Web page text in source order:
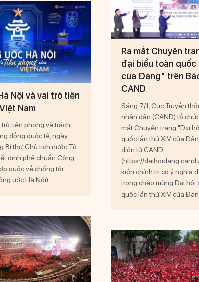
Nội và vai trò tiên
Nam
tiên phong và trách
đồng quốc tế, ngày
Bí thư, Chủ tịch nước Tô
định phê chuẩn Công
quốc về chống tội
ước Hà Nội).
Ra mắt Chuyên
đại biểu toàn quốc
của Đảng" trên
CAND
Sáng 7/1, Cục Truyền
nhân dân (CAND) tổ
mắt Chuyên trang "Đại
quốc lần thứ XIV của
điện tử CAND
(https://
kiện chính trị có ý nghĩa
trọng chào mừng Đại hội
quốc lần thứ XIV của